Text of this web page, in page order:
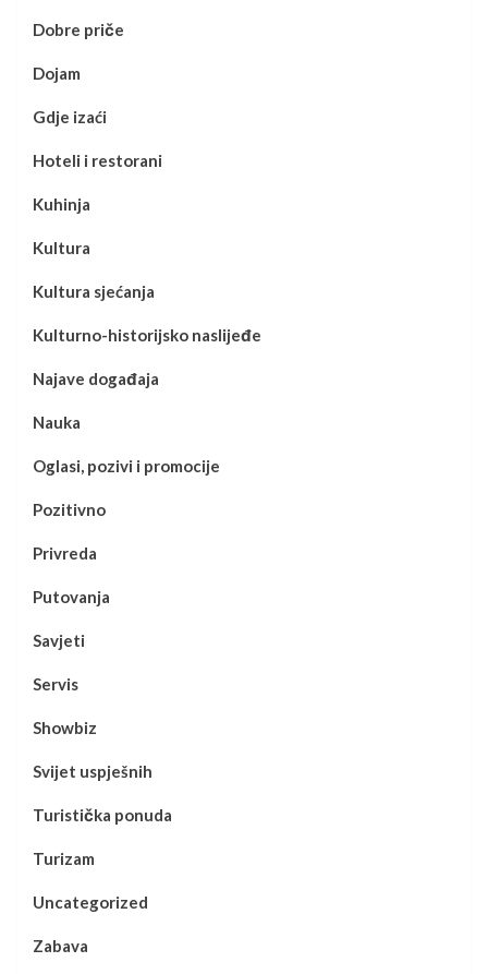
Dobre priče
Dojam
Gdje izaći
Hoteli i restorani
Kuhinja
Kultura
Kultura sjećanja
Kulturno-historijsko naslijeđe
Najave događaja
Nauka
Oglasi, pozivi i promocije
Pozitivno
Privreda
Putovanja
Savjeti
Servis
Showbiz
Svijet uspješnih
Turistička ponuda
Turizam
Uncategorized
Zabava